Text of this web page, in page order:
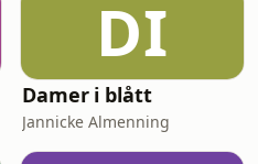
DI
Damer i blått
Jannicke Almenning